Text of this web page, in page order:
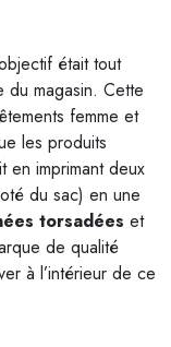
était tout
du magasin. Cette
femme et
les produits
en imprimant deux
du sac) en une
torsadées et
de qualité
à l’intérieur de ce